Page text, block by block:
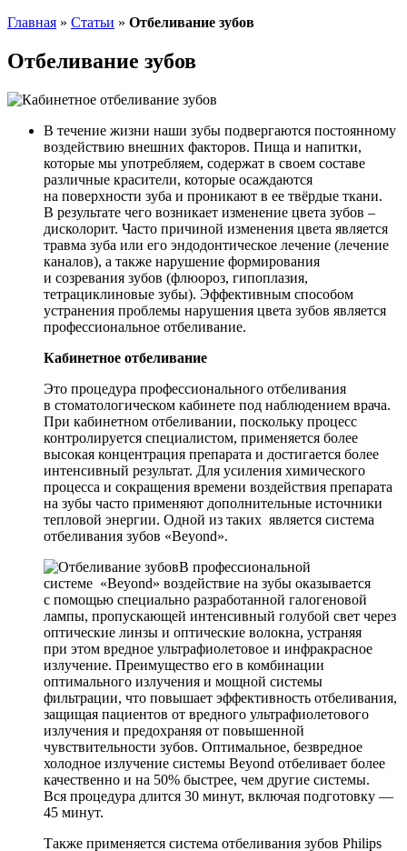
Главная » Статьи » Отбеливание зубов
Отбеливание зубов
В течение жизни наши зубы подвергаются постоянному
воздействию внешних факторов. Пища и напитки,
которые мы употребляем, содержат в своем составе
различные красители, которые осаждаются
на поверхности зуба и проникают в ее твёрдые ткани.
В результате чего возникает изменение цвета зубов –
дисколорит. Часто причиной изменения цвета является
травма зуба или его эндодонтическое лечение (лечение
каналов), а также нарушение формирования
и созревания зубов (флюороз, гипоплазия,
тетрациклиновые зубы). Эффективным способом
устранения проблемы нарушения цвета зубов является
профессиональное отбеливание.
Кабинетное отбеливание
Это процедура профессионального отбеливания
в стоматологическом кабинете под наблюдением врача.
При кабинетном отбеливании, поскольку процесс
контролируется специалистом, применяется более
высокая концентрация препарата и достигается более
интенсивный результат. Для усиления химического
процесса и сокращения времени воздействия препарата
на зубы часто применяют дополнительные источники
тепловой энергии. Одной из таких является система
отбеливания зубов «Beyond».
В профессиональной
системе «Beyond» воздействие на зубы оказывается
с помощью специально разработанной галогеновой
лампы, пропускающей интенсивный голубой свет через
оптические линзы и оптические волокна, устраняя
при этом вредное ультрафиолетовое и инфракрасное
излучение. Преимущество его в комбинации
оптимального излучения и мощной системы
фильтрации, что повышает эффективность отбеливания,
защищая пациентов от вредного ультрафиолетового
излучения и предохраняя от повышенной
чувствительности зубов. Оптимальное, безвредное
холодное излучение системы Beyond отбеливает более
качественно и на 50% быстрее, чем другие системы.
Вся процедура длится 30 минут, включая подготовку —
45 минут.
Также применяется система отбеливания зубов Philips